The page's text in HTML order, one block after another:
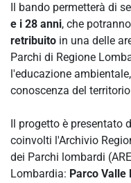
Il bando permetterà di
e i 28 anni, che
retribuito in una delle
Parchi di Regione
l'educazione
conoscenza del
Il progetto è presentato
coinvolti l'Archivio
dei Parchi lombardi
Lombardia: Parco Valle